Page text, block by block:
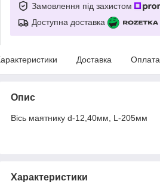
Замовлення під захистом
Доступна доставка
Доставка Оплата
Опис
Вісь маятнику d-12,40мм, L-205мм
Характеристики